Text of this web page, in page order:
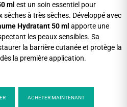
ml est un soin essentiel pour
à très sèches. Développé avec
Hydratant 50 ml apporte une
les peaux sensibles. Sa
la barrière cutanée et protège la
la première application.
ACHETER MAINTENANT